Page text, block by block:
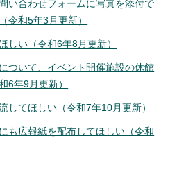
い合わせフォームに写真を添付で
令和5年3月更新）
しい（令和6年8月更新）
ついて、イベント開催施設の休館
6年9月更新）
してほしい（令和7年10月更新）
も広報紙を配布してほしい（令和